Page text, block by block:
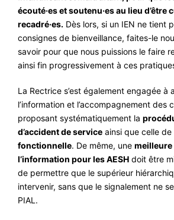
écouté·es et soutenu·es au lieu d’être
recadré·es. Dès lors, si un IEN ne tient
consignes de bienveillance, faites-le
savoir pour que nous puissions le faire
ainsi fin progressivement à ces
La Rectrice s’est également engagée à
l’information et l’accompagnement des
proposant systématiquement la
d’accident de service ainsi que celle de
fonctionnelle. De même, une
l’information pour les AESH doit être
de permettre que le supérieur
intervenir, sans que le signalement ne
PIAL.